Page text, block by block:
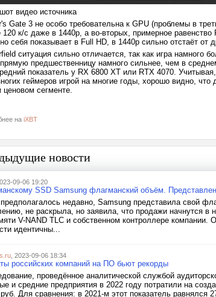
видео источника
Gate 3 не особо требовательна к GPU (проблемы в
120 к/с даже в 1440p, а во-вторых, примерное
себя показывает в Full HD, в 1440p сильно отстаёт от
ситуация сильно отличается, так как игра намного
предшественницу намного сильнее, чем в
показатель у RX 6800 XT или RTX 4070.
геймеров игрой на многие годы, хорошо видно,
ценовом сегменте.
на iXBT
новости
09-06 19:20
SSD Samsung флагманский объём.
предполагалось недавно, Samsung представила свой
не раскрыла, но заявила, что продажи начнутся
V-NAND TLC и собственном контроллере
идентичны...
, 2023-09-06 18:34
российских компаний на ПО бьют рекорды
проведённое аналитической службой
и средние предприятия в 2022 году потратили на
Для сравнения: в 2021-м этот показатель